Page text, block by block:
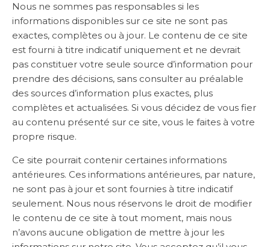
Nous ne sommes pas responsables si les
informations disponibles sur ce site ne sont pas
exactes, complètes ou à jour. Le contenu de ce site
est fourni à titre indicatif uniquement et ne devrait
pas constituer votre seule source d’information pour
prendre des décisions, sans consulter au préalable
des sources d’information plus exactes, plus
complètes et actualisées. Si vous décidez de vous fier
au contenu présenté sur ce site, vous le faites à votre
propre risque.
Ce site pourrait contenir certaines informations
antérieures. Ces informations antérieures, par nature,
ne sont pas à jour et sont fournies à titre indicatif
seulement. Nous nous réservons le droit de modifier
le contenu de ce site à tout moment, mais nous
n’avons aucune obligation de mettre à jour les